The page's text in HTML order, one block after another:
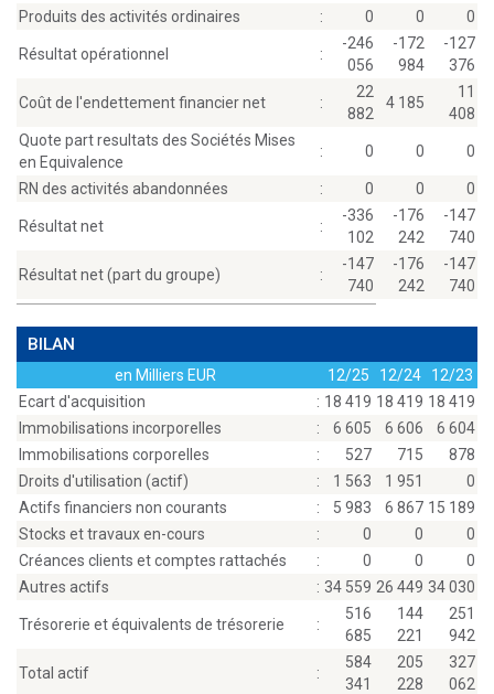
Produits des activités ordinaires
: 0 0 0
Résultat opérationnel :
-246
056
-172
984
-127
376
Coût de l'endettement financier net :
22
882
4 185
11
408
Quote part resultats des Sociétés Mises
en Equivalence
: 0 0 0
RN des activités abandonnées : 0 0 0
Résultat net :
-336
102
-176
242
-147
740
Résultat net (part du groupe) :
-147
740
-176
242
-147
740
BILAN
en Milliers EUR 12/25 12/24
12/23
Ecart d'acquisition
: 18 419 18 419 18 419
Immobilisations incorporelles
: 6 605 6 606
6 604
Immobilisations corporelles
: 527 715
878
Droits d'utilisation (actif)
: 1 563 1 951
0
Actifs financiers non courants
: 5 983 6 867 15 189
Stocks et travaux en-cours
: 0 0
0
Créances clients et comptes rattachés
: 0 0
0
Autres actifs
: 34 559 26 449 34 030
Trésorerie et équivalents de trésorerie :
516
685
144
221
251
942
Total actif :
584
341
205
228
327
062